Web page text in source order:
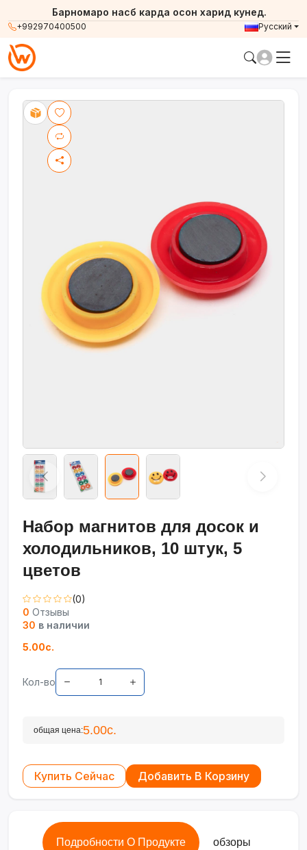
+992970400500
Барномаро насб карда осон харид кунед.
Русский
Набор магнитов для досок и
холодильников, 10 штук, 5
цветов
(0)
0 Отзывы
30 в наличии
5.00с.
Кол-во
общая цена:5.00с.
Купить Сейчас Добавить В Корзину
Подробности О Продукте обзоры